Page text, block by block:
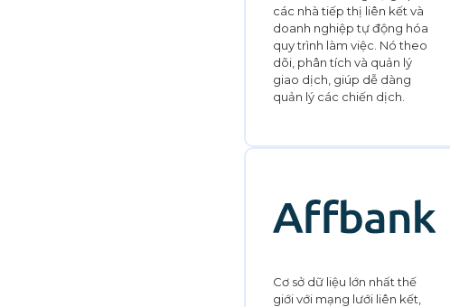
các nhà tiếp thị liên kết và
doanh nghiệp tự động hóa
quy trình làm việc. Nó theo
dõi, phân tích và quản lý
giao dịch, giúp dễ dàng
quản lý các chiến dịch.
Cơ sở dữ liệu lớn nhất thế
giới với mạng lưới liên kết,